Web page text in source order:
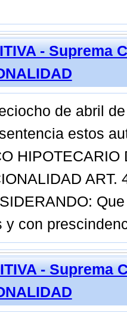
- Suprema
de abril
estos
HIPOTECARIO
y con
- Suprema